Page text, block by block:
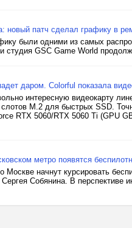
новый патч сделал графику в
были одними из самых
GSC Game World
даром. Colorful показала
интересную видеокарту
M.2 для быстрых SSD.
RTX 5060/RTX 5060 Ti (GPU
метро появятся
Москве начнут курсировать
Собянина. В перспективе